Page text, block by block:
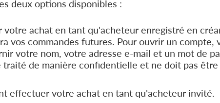
deux options disponibles :
votre achat en tant qu'acheteur enregistré en
vos commandes futures. Pour ouvrir un compte,
votre nom, votre adresse e-mail et un mot de
traité de manière confidentielle et ne doit pas être
effectuer votre achat en tant qu'acheteur invité.